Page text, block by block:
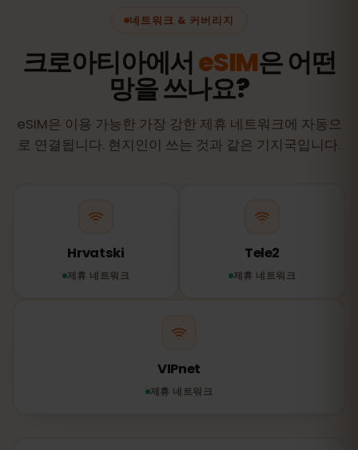
네트워크 & 커버리지
크로아티아에서eSIM은 어떤
망을 쓰나요?
eSIM은 이용 가능한 가장 강한 제휴 네트워크에 자동으
로 연결됩니다. 현지인이 쓰는 것과 같은 기지국입니다.
Hrvatski
제휴 네트워크
Tele2
제휴 네트워크
VIPnet
제휴 네트워크